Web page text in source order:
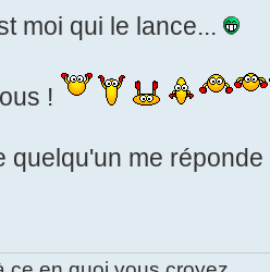
moi qui le lance...
!
quelqu'un me